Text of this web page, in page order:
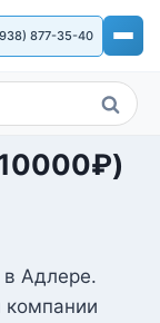
877-35-40
Поиск
₽)
в Адлере.